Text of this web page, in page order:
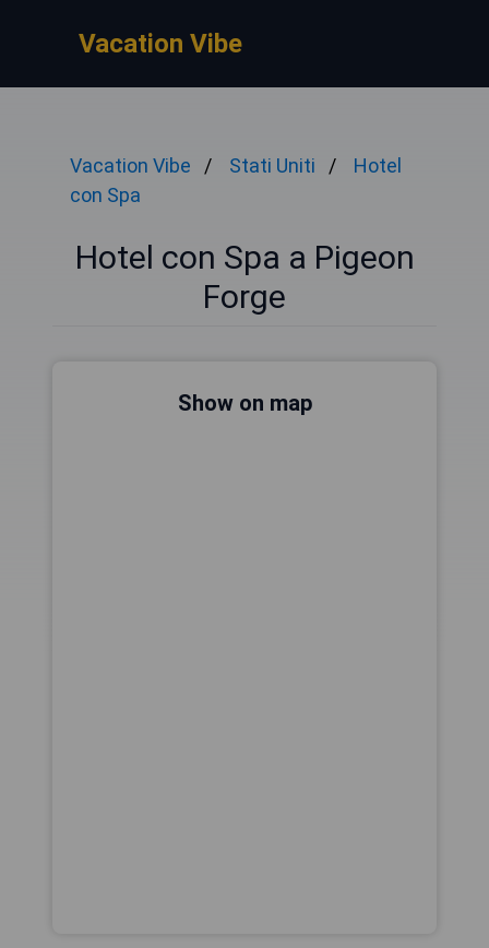
Vacation Vibe
Vacation Vibe Stati Uniti
Hotel
con Spa
Hotel con Spa a Pigeon
Forge
Show on map